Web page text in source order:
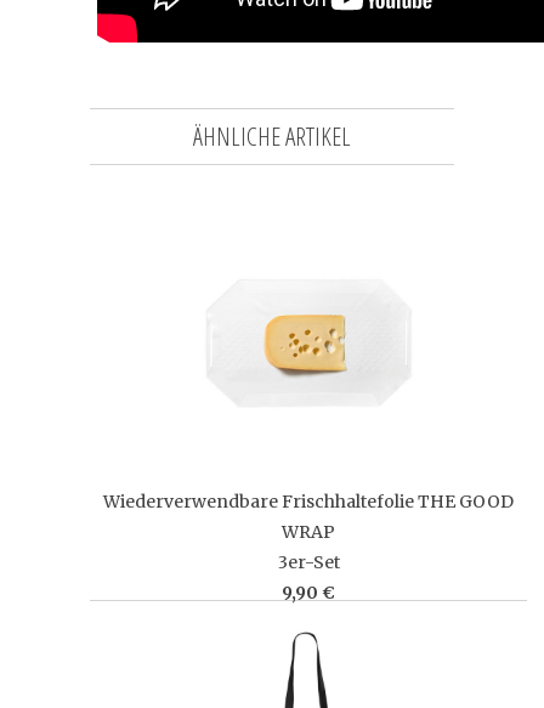
ÄHNLICHE ARTIKEL
Wiederverwendbare Frischhaltefolie THE GOOD
WRAP
3er-Set
9,90 €